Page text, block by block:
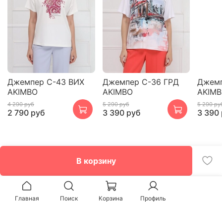
В корзину
Джемпер С-43 ВИХ
AKIMBO
4 290 руб
2 790 руб
Джемпер С-36 ГРД
AKIMBO
5 290 руб
3 390 руб
5 290
3 390
Главная Поиск Корзина Профиль